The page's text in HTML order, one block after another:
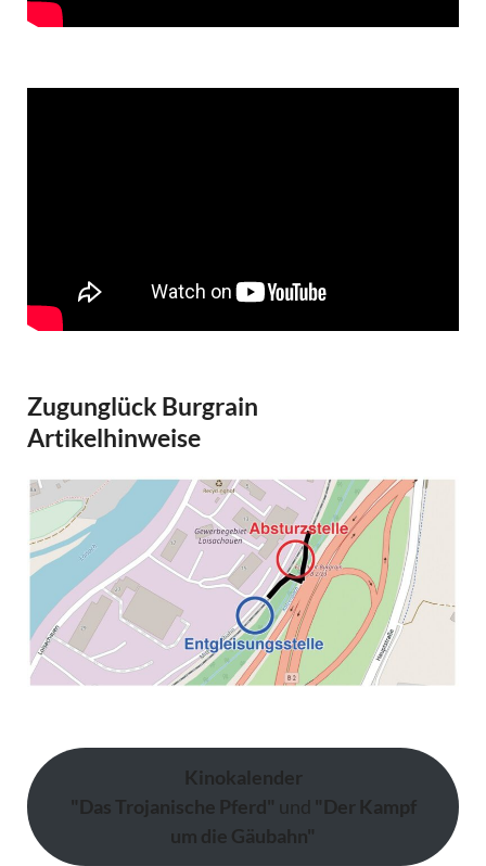
Zugunglück Burgrain
Artikelhinweise
Kinokalender
"Das Trojanische Pferd" und "Der Kampf
um die Gäubahn"